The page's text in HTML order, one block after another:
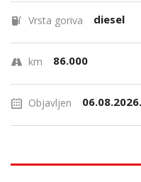
Vrsta goriva diesel
km 86.000
Objavljen 06.08.2026.